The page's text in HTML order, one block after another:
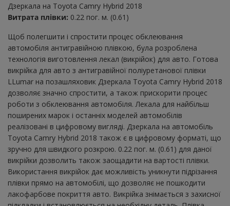
Дзеркала на Toyota Camry Hybrid 2018
Витрата плівки: 0.22 пог. м. (0.61)
Щоб полегшити і спростити процес обклеювання
автомобіля антигравійною плівкою, була розроблена
технологія виготовлення лекал (викрійок) для авто. Готова
викрійка для авто з антигравійної поліуретанової плівки
LLumar на позашляховик Дзеркала Toyota Camry Hybrid 2018
дозволяє значно спростити, а також прискорити процес
роботи з обклеювання автомобіля. Лекала для найбільш
поширених марок і останніх моделей автомобілів
реалізовані в цифровому вигляді. Дзеркала на автомобіль
Toyota Camry Hybrid 2018 також є в цифровому форматі, що
зручно для швидкого розкрою. 0.22 пог. м. (0.61) для даної
викрійки дозволить також заощадити на вартості плівки.
Використання викрійок дає можливість уникнути підрізання
плівки прямо на автомобілі, що дозволяє не пошкодити
лакофарбове покриття авто. Викрійка знімається з захисної